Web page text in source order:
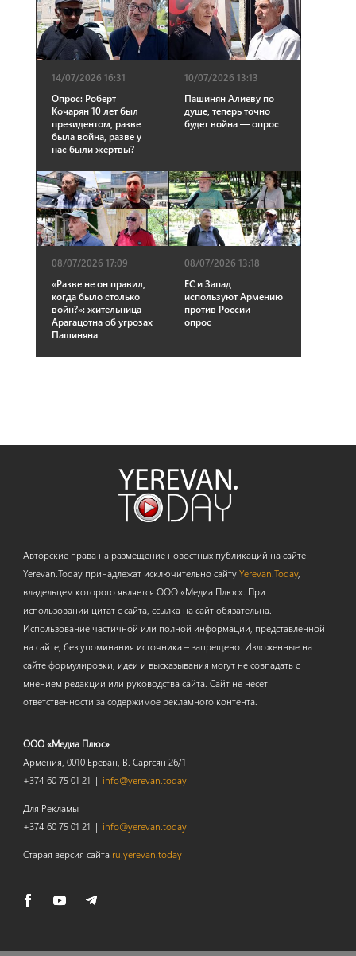
14/07/2026 16:31
Опрос: Роберт
Кочарян 10 лет был
президентом, разве
была война, разве у
нас были жертвы?
10/07/2026 13:13
Пашинян Алиеву по
душе, теперь точно
будет война — опрос
08/07/2026 17:09
«Разве не он правил,
когда было столько
войн?»: жительница
Арагацотна об угрозах
Пашиняна
08/07/2026 13:18
ЕС и Запад
используют Армению
против России —
опрос
Авторские права на размещение новостных публикаций на сайте
Yerevan.Today принадлежат исключительно сайтуYerevan.Today,
владельцем которого является ООО «Медиа Плюс». При
использовании цитат с сайта, ссылка на сайт обязательна.
Использование частичной или полной информации, представленной
на сайте, без упоминания источника – запрещено. Изложенные на
сайте формулировки, идеи и высказывания могут не совпадать с
мнением редакции или руководства сайта. Сайт не несет
ответственности за содержимое рекламного контента.
ООО «Медиа Плюс»
Армения, 0010 Ереван, В. Саргсян 26/1
+374 60 75 01 21 | info@yerevan.today
Для Рекламы
+374 60 75 01 21 | info@yerevan.today
Старая версия сайта ru.yerevan.today